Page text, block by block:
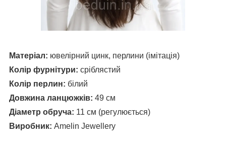
Матеріал: ювелірний цинк, перлини (імітація)
Колір фурнітури: сріблястий
Колір перлин: білий
Довжина ланцюжків: 49 см
Діаметр обруча: 11 см (регулюється)
Виробник: Amelin Jewellery